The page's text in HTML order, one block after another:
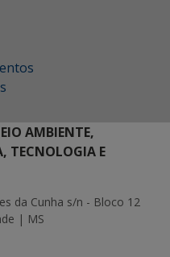
AMBIENTE,
TECNOLOGIA E
da Cunha s/n - Bloco 12
| MS